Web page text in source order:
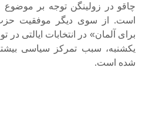
چاقو در زولینگن توجه بر موضوع
است. از سوی دیگر موفقیت
برای آلمان» در انتخابات ایالتی در
یکشنبه، سبب تمرکز سیاسی
شده است.